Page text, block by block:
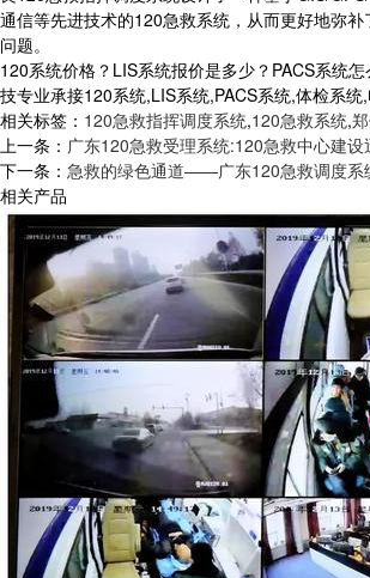
通信等先进技术的120急救系统，从而更好地弥
问题。
120系统价格？LIS系统报价是多少？PACS系统
技专业承接120系统,LIS系统,PACS系统,体检系
相关标签： 120急救指挥调度系统,120急救系统,
上一条： 广东120急救受理系统:120急救中心建设
下一条： 急救的绿色通道——广东120急救调度系
相关产品